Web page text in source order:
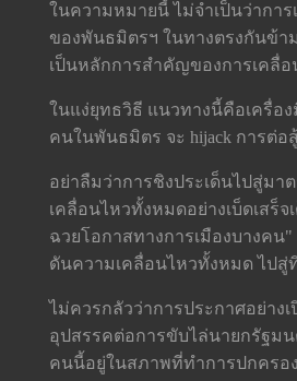
ในความหมายนี้ ไม่จำเป็นว่ากา
ของพันธมิตรฯ ในทางตรงกันข้า
เป็นหลักการสำคัญของการเคลื่อ
ในแง่ยุทธวิธี แนวทางนี้คือเครื่อ
คนในพันธมิตร จะ hijack การต่อ
อย่าลืมว่าการชิงประเด็นไปสู่มา
เคลื่อนไหวทั้งหมดอย่างเบ็ดเสร็
ฉวยโอกาสทางการเมืองบางคน
ดันความเคลื่อนไหวทั้งหมด ไปสู่
ไม่ควรกลัวว่าการประกาศอย่าง
อุปสรรคต่อการขับไล่นายกรัฐม
คนนี้อยู่ในสภาพที่ทำการปกครอ